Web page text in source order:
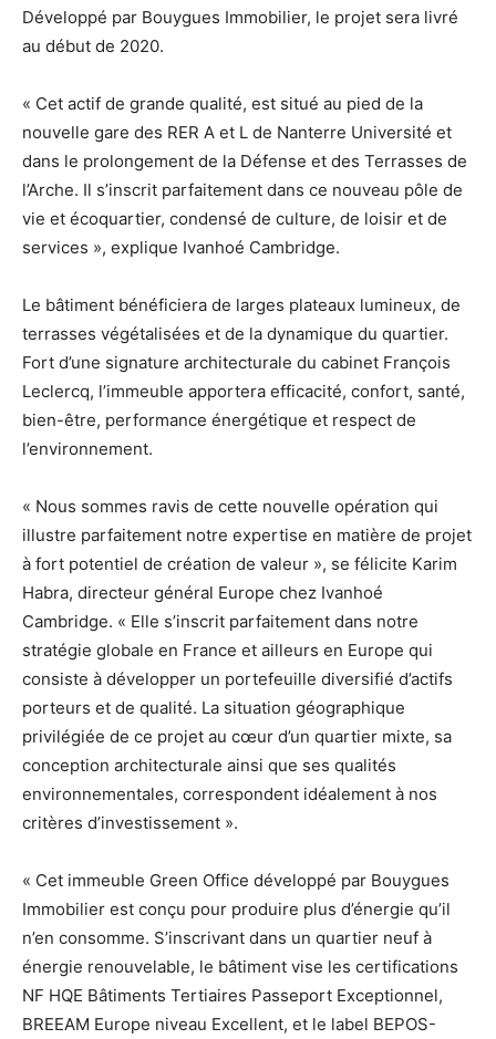
Développé par Bouygues Immobilier, le projet sera livré
au début de 2020.
« Cet actif de grande qualité, est situé au pied de la
nouvelle gare des RER A et L de Nanterre Université et
dans le prolongement de la Défense et des Terrasses de
l’Arche. Il s’inscrit parfaitement dans ce nouveau pôle de
vie et écoquartier, condensé de culture, de loisir et de
services », explique Ivanhoé Cambridge.
Le bâtiment bénéficiera de larges plateaux lumineux, de
terrasses végétalisées et de la dynamique du quartier.
Fort d’une signature architecturale du cabinet François
Leclercq, l’immeuble apportera efficacité, confort, santé,
bien-être, performance énergétique et respect de
l’environnement.
« Nous sommes ravis de cette nouvelle opération qui
illustre parfaitement notre expertise en matière de projet
à fort potentiel de création de valeur », se félicite Karim
Habra, directeur général Europe chez Ivanhoé
Cambridge. « Elle s’inscrit parfaitement dans notre
stratégie globale en France et ailleurs en Europe qui
consiste à développer un portefeuille diversifié d’actifs
porteurs et de qualité. La situation géographique
privilégiée de ce projet au cœur d’un quartier mixte, sa
conception architecturale ainsi que ses qualités
environnementales, correspondent idéalement à nos
critères d’investissement ».
« Cet immeuble Green Office développé par Bouygues
Immobilier est conçu pour produire plus d’énergie qu’il
n’en consomme. S’inscrivant dans un quartier neuf à
énergie renouvelable, le bâtiment vise les certifications
NF HQE Bâtiments Tertiaires Passeport Exceptionnel,
BREEAM Europe niveau Excellent, et le label BEPOS-